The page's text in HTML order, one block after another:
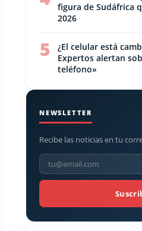
figura de Sudáfrica
2026
5
¿El celular está
Expertos alertan
teléfono»
NEWSLETTER
Recibe las noticias en tu